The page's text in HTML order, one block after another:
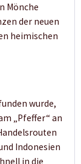
Mönche
der neuen
heimischen
wurde,
„Pfeffer“ an
Indonesien
in die